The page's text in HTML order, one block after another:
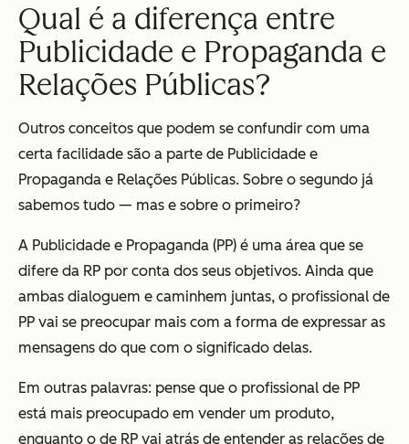
Qual é a diferença entre
Publicidade e Propaganda e
Relações Públicas?
Outros conceitos que podem se confundir com uma
certa facilidade são a parte de Publicidade e
Propaganda e Relações Públicas. Sobre o segundo já
sabemos tudo — mas e sobre o primeiro?
A Publicidade e Propaganda (PP) é uma área que se
difere da RP por conta dos seus objetivos. Ainda que
ambas dialoguem e caminhem juntas, o profissional de
PP vai se preocupar mais com a forma de expressar as
mensagens do que com o significado delas.
Em outras palavras: pense que o profissional de PP
está mais preocupado em vender um produto,
enquanto o de RP vai atrás de entender as relações de